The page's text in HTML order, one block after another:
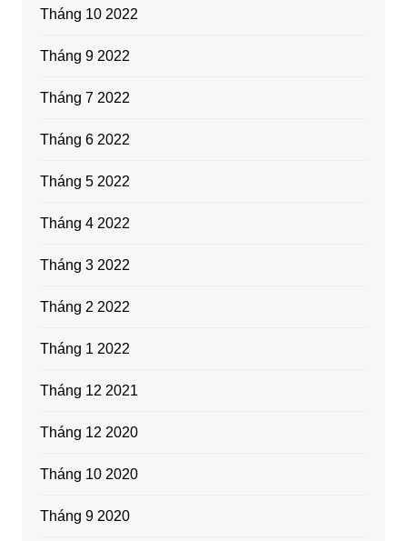
Tháng 10 2022
Tháng 9 2022
Tháng 7 2022
Tháng 6 2022
Tháng 5 2022
Tháng 4 2022
Tháng 3 2022
Tháng 2 2022
Tháng 1 2022
Tháng 12 2021
Tháng 12 2020
Tháng 10 2020
Tháng 9 2020